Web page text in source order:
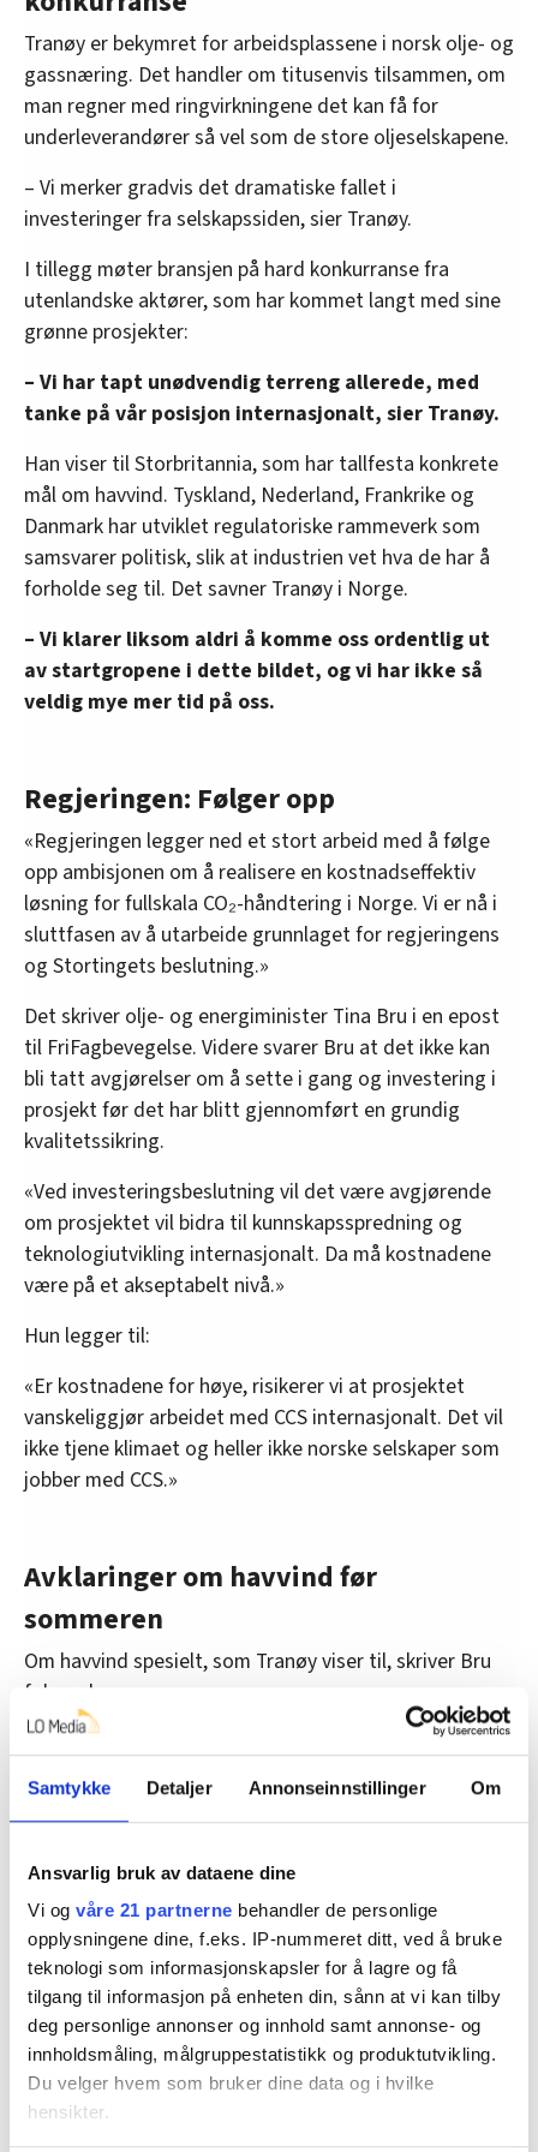
Samtykke Detaljer Annonseinnstillinger Om
Ansvarlig bruk av dataene dine
Vi og våre 21 partnerne behandler de personlige
opplysningene dine, f.eks. IP-nummeret ditt, ved å bruke
teknologi som informasjonskapsler for å lagre og få
tilgang til informasjon på enheten din, sånn at vi kan tilby
deg personlige annonser og innhold samt annonse- og
innholdsmåling, målgruppestatistikk og produktutvikling.
Du velger hvem som bruker dine data og i hvilke
hensikter.
Tranøy er bekymret for arbeidsplassene i norsk olje- og
gassnæring. Det handler om titusenvis tilsammen, om
man regner med ringvirkningene det kan få for
underleverandører så vel som de store oljeselskapene.
– Vi merker gradvis det dramatiske fallet i
investeringer fra selskapssiden, sier Tranøy.
I tillegg møter bransjen på hard konkurranse fra
utenlandske aktører, som har kommet langt med sine
grønne prosjekter:
– Vi har tapt unødvendig terreng allerede, med
tanke på vår posisjon internasjonalt, sier Tranøy.
Han viser til Storbritannia, som har tallfesta konkrete
mål om havvind. Tyskland, Nederland, Frankrike og
Danmark har utviklet regulatoriske rammeverk som
samsvarer politisk, slik at industrien vet hva de har å
forholde seg til. Det savner Tranøy i Norge.
– Vi klarer liksom aldri å komme oss ordentlig ut
av startgropene i dette bildet, og vi har ikke så
veldig mye mer tid på oss.
Regjeringen: Følger opp
«Regjeringen legger ned et stort arbeid med å følge
opp ambisjonen om å realisere en kostnadseffektiv
løsning for fullskala CO₂-håndtering i Norge. Vi er nå i
sluttfasen av å utarbeide grunnlaget for regjeringens
og Stortingets beslutning.»
Det skriver olje- og energiminister Tina Bru i en epost
til FriFagbevegelse. Videre svarer Bru at det ikke kan
bli tatt avgjørelser om å sette i gang og investering i
prosjekt før det har blitt gjennomført en grundig
kvalitetssikring.
«Ved investeringsbeslutning vil det være avgjørende
om prosjektet vil bidra til kunnskapsspredning og
teknologiutvikling internasjonalt. Da må kostnadene
være på et akseptabelt nivå.»
Hun legger til:
«Er kostnadene for høye, risikerer vi at prosjektet
vanskeliggjør arbeidet med CCS internasjonalt. Det vil
ikke tjene klimaet og heller ikke norske selskaper som
jobber med CCS.»
Avklaringer om havvind før
sommeren
Om havvind spesielt, som Tranøy viser til, skriver Bru
følgende:
«Vindkraft til havs, både bunnfast og flytende, byr på
store muligheter for norske bedrifter. Norsk
kompetanse er førende i utviklingen av flytende
Det største markedet for vindkraft til havs vil i
hovedsak og på kort sikt være i utlandet, der både
kraftprisene er høyere og alternativene på land er
dårligere, presiserer oljeministeren.
Bru viser til at det i de siste ti årene har det blitt
bevilget over 500 mill. kroner til forskning innen
havvind gjennom Forskningsrådets programmer.
«Enovas tilsagn om 2,3 mrd. kr i støtte til Hywind